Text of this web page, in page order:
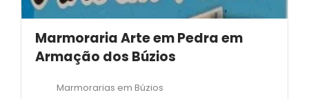
Marmoraria Arte em Pedra em
Armação dos Búzios
Marmorarias em Búzios